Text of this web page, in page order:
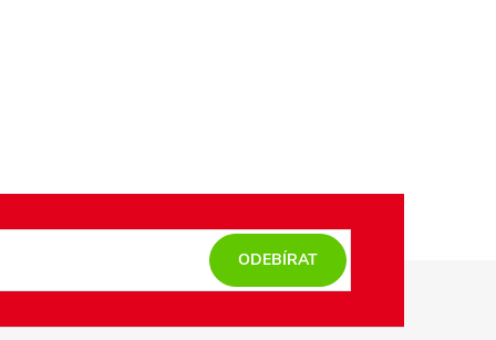
ODEBÍRAT